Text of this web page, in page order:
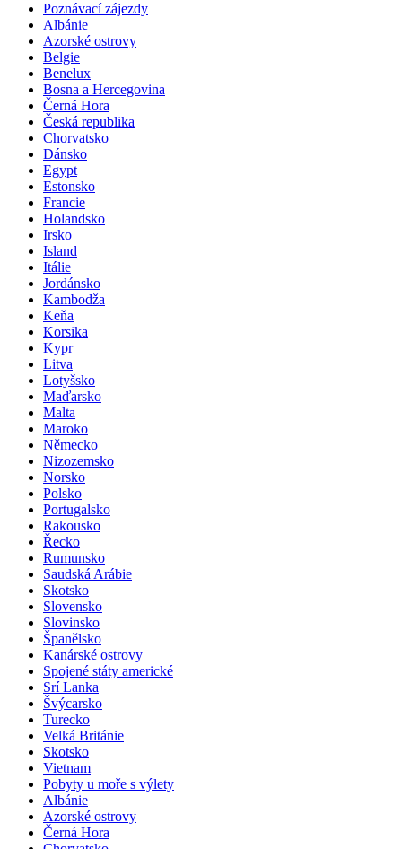
Poznávací zájezdy
Albánie
Azorské ostrovy
Belgie
Benelux
Bosna a Hercegovina
Černá Hora
Česká republika
Chorvatsko
Dánsko
Egypt
Estonsko
Francie
Holandsko
Irsko
Island
Itálie
Jordánsko
Kambodža
Keňa
Korsika
Kypr
Litva
Lotyšsko
Maďarsko
Malta
Maroko
Německo
Nizozemsko
Norsko
Polsko
Portugalsko
Rakousko
Řecko
Rumunsko
Saudská Arábie
Skotsko
Slovensko
Slovinsko
Španělsko
Kanárské ostrovy
Spojené státy americké
Srí Lanka
Švýcarsko
Turecko
Velká Británie
Skotsko
Vietnam
Pobyty u moře s výlety
Albánie
Azorské ostrovy
Černá Hora